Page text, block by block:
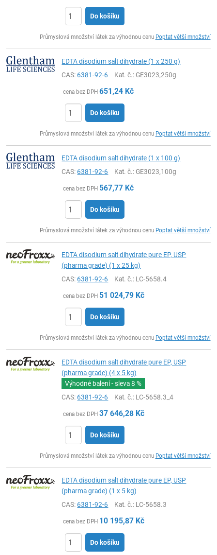
Do košíku
Průmyslová množství látek za výhodnou cenu Poptat větší množství
EDTA disodium salt dihydrate (1 x 250 g)
CAS:6381-92-6 Kat. č.: GE3023,250g
cena bez DPH 651,24 Kč
Do košíku
Průmyslová množství látek za výhodnou cenu Poptat větší množství
EDTA disodium salt dihydrate (1 x 100 g)
CAS:6381-92-6 Kat. č.: GE3023,100g
cena bez DPH 567,77 Kč
Do košíku
Průmyslová množství látek za výhodnou cenu Poptat větší množství
EDTA disodium salt dihydrate pure EP, USP
(pharma grade) (1 x 25 kg)
CAS:6381-92-6 Kat. č.: LC-5658.4
cena bez DPH 51 024,79 Kč
Do košíku
Průmyslová množství látek za výhodnou cenu Poptat větší množství
EDTA disodium salt dihydrate pure EP, USP
(pharma grade) (4 x 5 kg)
Výhodné balení - sleva8 %
CAS:6381-92-6 Kat. č.: LC-5658.3_4
cena bez DPH 37 646,28 Kč
Do košíku
Průmyslová množství látek za výhodnou cenu Poptat větší množství
EDTA disodium salt dihydrate pure EP, USP
(pharma grade) (1 x 5 kg)
CAS:6381-92-6 Kat. č.: LC-5658.3
cena bez DPH 10 195,87 Kč
Do košíku